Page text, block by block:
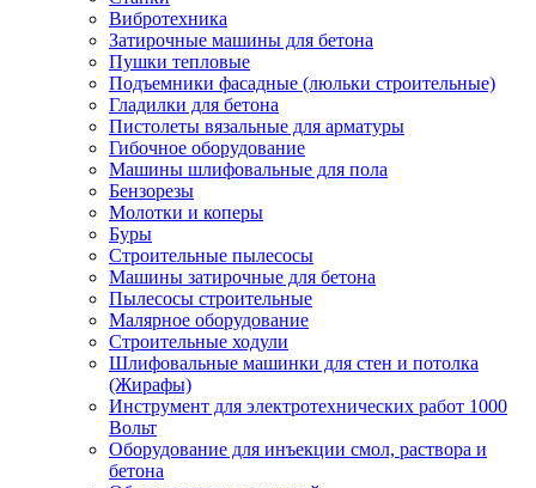
Вибротехника
Затирочные машины для бетона
Пушки тепловые
Подъемники фасадные (люльки строительные)
Гладилки для бетона
Пистолеты вязальные для арматуры
Гибочное оборудование
Машины шлифовальные для пола
Бензорезы
Молотки и коперы
Буры
Строительные пылесосы
Машины затирочные для бетона
Пылесосы строительные
Малярное оборудование
Строительные ходули
Шлифовальные машинки для стен и потолка
(Жирафы)
Инструмент для электротехнических работ 1000
Вольт
Оборудование для инъекции смол, раствора и
бетона